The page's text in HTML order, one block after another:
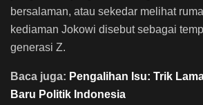
bersalaman, atau sekedar melihat
kediaman Jokowi disebut sebagai
generasi Z.
Baca juga: Pengalihan Isu: Trik
Baru Politik Indonesia